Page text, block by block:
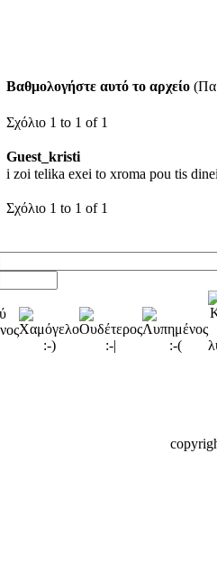
Βαθμολογήστε αυτό το αρχείο
Σχόλιο 1 to 1 of 1
Guest_kristi
i zoi telika exei to xroma pou tis
Σχόλιο 1 to 1 of 1